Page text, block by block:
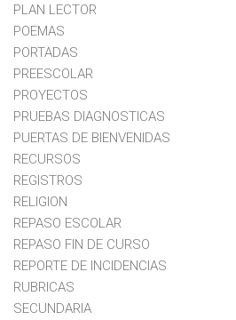
PLAN LECTOR
POEMAS
PORTADAS
PREESCOLAR
PROYECTOS
PRUEBAS DIAGNOSTICAS
PUERTAS DE BIENVENIDAS
RECURSOS
REGISTROS
RELIGION
REPASO ESCOLAR
REPASO FIN DE CURSO
REPORTE DE INCIDENCIAS
RUBRICAS
SECUNDARIA